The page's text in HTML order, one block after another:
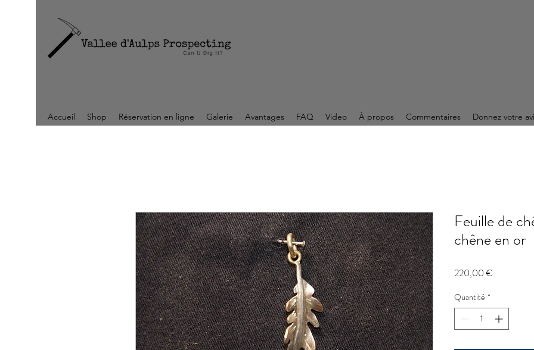
Accueil Shop Réservation en ligne Galerie Avantages FAQ Video À propos Commentaires Donnez votre
Feuille de
chêne en or
220,00 €
Quantité *